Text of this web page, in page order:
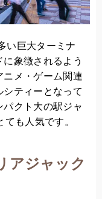
い巨大ターミナ
象徴されるよう
ニメ・ゲーム関連
ティーとなって
クト大の駅ジャ
も人気です。
アジャック